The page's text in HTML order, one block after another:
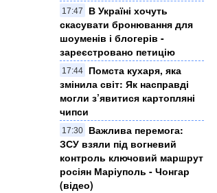
17:47
В Україні хочуть
скасувати бронювання для
шоуменів і блогерів -
зареєстровано петицію
17:44
Помста кухаря, яка
змінила світ: Як насправді
могли з’явитися картопляні
чипси
17:30
Важлива перемога:
ЗСУ взяли під вогневий
контроль ключовий маршрут
росіян Маріуполь - Чонгар
(відео)